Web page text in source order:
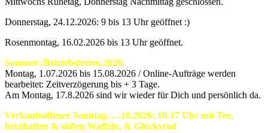
Donnerstag, 24.12.2026: 9 bis 13 Uhr geöffnet :)
Rosenmontag, 16.02.2026 bis 13 Uhr geöffnet.
Sommer-/Betriebsferien 2026:
Montag, 1.07.2026 bis 15.08.2026 / Online-Aufträge werden
bearbeitet: Zeitverzögerung bis + 3 Tage.
Am Montag, 17.8.2026 sind wir wieder für Dich und persönlich da.
Verkaufsoffener Sonntag, …10.2026: 10-17 Uhr mit Tee,
herzhaften & süßen Waffeln, & Glücksrad